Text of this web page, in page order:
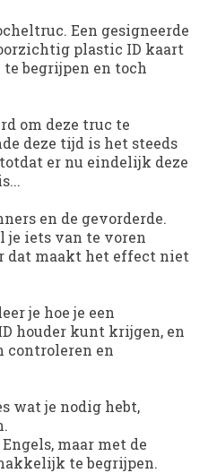
Een gesigneerde
plastic ID kaart
begrijpen en toch
om deze truc te
deze tijd is het steeds
er nu eindelijk deze
en de gevorderde.
je iets van te voren
dat maakt het effect niet
je hoe je een
houder kunt krijgen, en
controleren en
wat je nodig hebt,
maar met de
te begrijpen.